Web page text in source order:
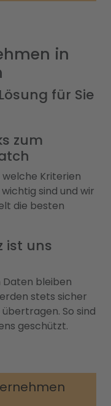
in
für Sie
zum
welche Kriterien
sind und wir
die besten
ist uns
bleiben
stets sicher
So sind
geschützt.